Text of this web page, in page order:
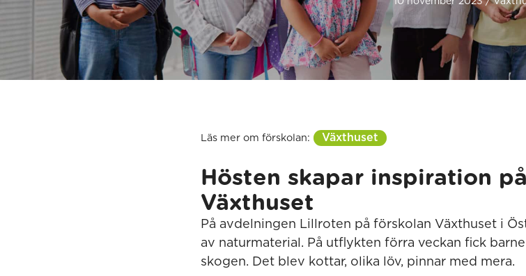
Läs mer om förskolan: Växthuset
Hösten skapar inspiration
Växthuset
På avdelningen Lillroten på förskolan Växthuset i
av naturmaterial. På utflykten förra veckan fick
skogen. Det blev kottar, olika löv, pinnar med mera.